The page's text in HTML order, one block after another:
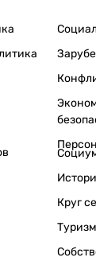
Круг
Туризм